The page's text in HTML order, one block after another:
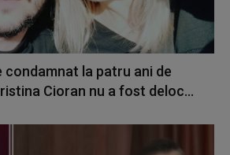
condamnat la patru ani de
Cioran nu a fost deloc...